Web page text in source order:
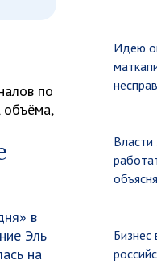
по
объёма,
в
Эль
на
Идею
Власти
Бизнес